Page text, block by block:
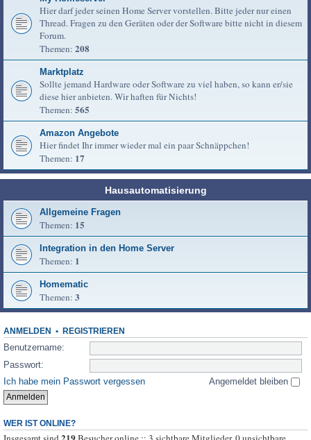
Hier darf jeder seinen Home Server vorstellen. Bitte jeder nur einen
Thread. Fragen zu den Geräten oder der Software bitte nicht in diesem
Forum.
Themen: 208
Marktplatz
Sollte jemand Hardware oder Software zu viel haben, so kann er/sie
diese hier anbieten. Wir haften für Nichts!
Themen: 565
Amazon Angebote
Hier findet Ihr immer wieder mal ein paar Schnäppchen!
Themen: 17
Hausautomatisierung
Allgemeine Fragen
Themen: 15
Integration in den Home Server
Themen: 1
Homematic
Themen: 3
ANMELDEN • REGISTRIEREN
Benutzername:
Passwort:
Ich habe mein Passwort vergessen
Angemeldet bleiben
WER IST ONLINE?